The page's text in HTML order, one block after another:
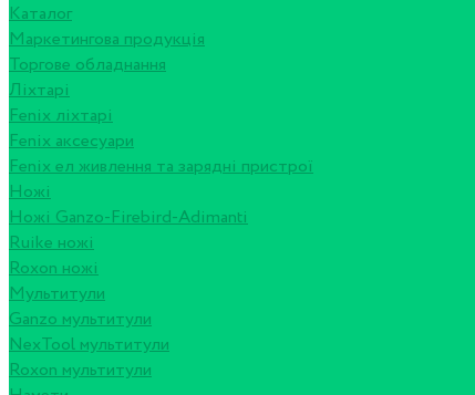
Каталог
Маркетингова продукція
Торгове обладнання
Ліхтарі
Fenix ліхтарі
Fenix аксесуари
Fenix ел живлення та зарядні пристрої
Ножі
Ножі Ganzo-Firebird-Adimanti
Ruike ножі
Roxon ножi
Мультитули
Ganzo мультитули
NexTool мультитули
Roxon мультитули